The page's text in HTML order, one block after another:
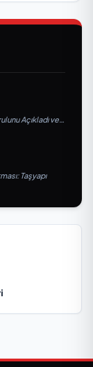
Açıkladı ve
Taşyapı